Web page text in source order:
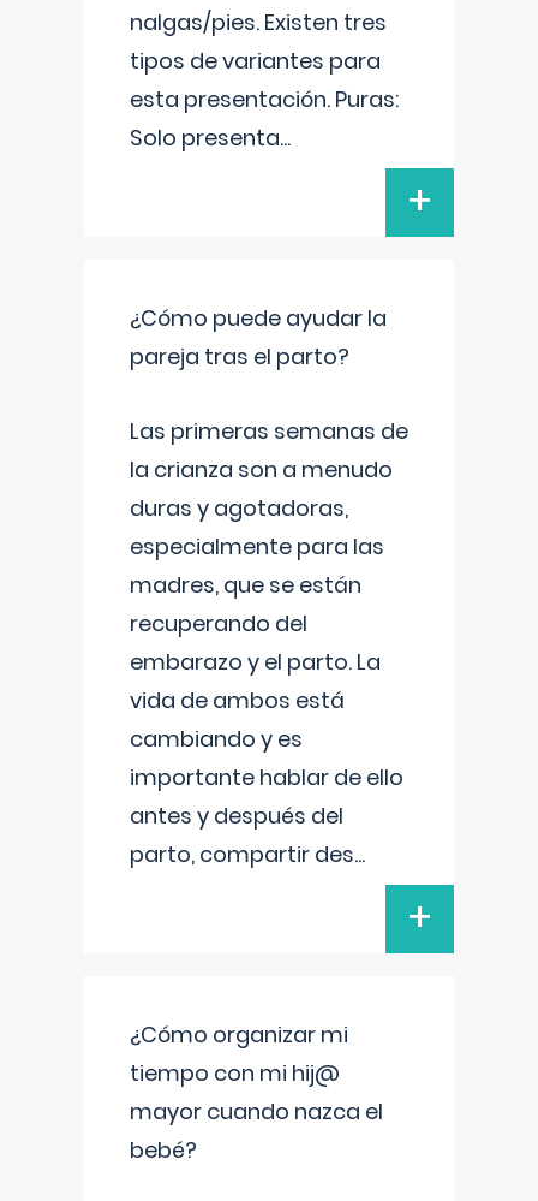
nalgas/pies. Existen tres
tipos de variantes para
esta presentación. Puras:
Solo presenta...
+
¿Cómo puede ayudar la
pareja tras el parto?
Las primeras semanas de
la crianza son a menudo
duras y agotadoras,
especialmente para las
madres, que se están
recuperando del
embarazo y el parto. La
vida de ambos está
cambiando y es
importante hablar de ello
antes y después del
parto, compartir des...
+
¿Cómo organizar mi
tiempo con mi hij@
mayor cuando nazca el
bebé?